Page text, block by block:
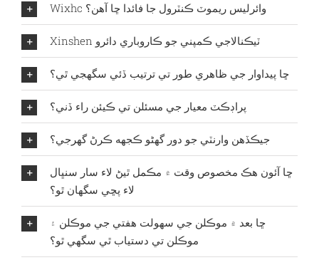
Wixhc وائرليس ريموٽ ڪنٽرول جا فائدا ڇا آهن؟
Xinshen ٽيڪنالاجي ڪمپني جو ڪاروباري دائرو
ڇا پيداوار جي ظاهري طور تي ترتيب ڏئي سگهجي ٿي؟
پراڊڪٽ معيار جي مسئلن تي ڪيئن راء ڏني؟
جيڪڏهن وارنٽي جو دور گهڻو ڪجهه ڪرڻ گهرجي؟
ڇا آئون هڪ مخصوص وقت ۾ مڪمل ٿيڻ لاء سار سنڀال
لاء پڇي سگهان ٿو؟
ڇا بعد ۾ موڪلن جي سهولت هفتي جي موڪلن ۽
موڪلن تي دستياب ٿي سگهي ٿو؟